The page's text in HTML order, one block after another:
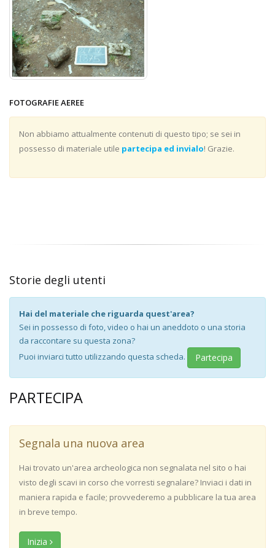
FOTOGRAFIE AEREE
Non abbiamo attualmente contenuti di questo tipo; se sei in
possesso di materiale utile partecipa ed invialo! Grazie.
Storie degli utenti
Hai del materiale che riguarda quest'area?
Sei in possesso di foto, video o hai un aneddoto o una storia
da raccontare su questa zona?
Puoi inviarci tutto utilizzando questa scheda.
Partecipa
PARTECIPA
Segnala una nuova area
Hai trovato un'area archeologica non segnalata nel sito o hai
visto degli scavi in corso che vorresti segnalare? Inviaci i dati in
maniera rapida e facile; provvederemo a pubblicare la tua area
in breve tempo.
Inizia